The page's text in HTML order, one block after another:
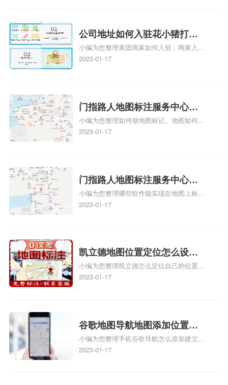
情可查看下方正文！
公司地址如何入驻花小猪打车
地图标记？指路人地图标注服
务中心铺如何入驻花小猪打车
小编为您整理美团商家如何入驻，商家入驻
教程、商家如何入驻地图、如何入驻地:、
2023-01-17
门指路人地图标注服务中心如
何做花小猪打车地图位置标
记？门指路人地图标注服务中
小编为您整理如何做地图标记、地图如何做
标记、so搜街景中如何做标记、360e启花贷
关地图标注知识，详情可查看下方正文！
2023-01-17
门指路人地图标注服务中心地
图位置地址标记？门指路人地
图标注服务中心苹果地图位置
小编为您整理哪些软件能实现在地图上标记
门指路人地图标注服务中心位置、门指路人
门指路人地图标注服务中心地址标注上地图
怎么弄相关地图标注知识，详情可查看下方
正文！
2023-01-17
凯立德地图位置定位怎么设置
自己的指路人地图标注服务中
心名？凯立德地图位置定位怎
小编为您整理凯立德怎么定位自己的位置
啊、手机凯立德地图定位怎么设置往上走、
地图标注服务中心铺招牌相关地图标注知
识，详情可查看下方正文！
2023-01-17
谷歌地图导航地图添加位置？
添加谷歌地图导航位置？
小编为您整理手机谷歌导航怎么添加建立多
人位置、如何在地图，谷歌地图添加公司位
2023-01-17